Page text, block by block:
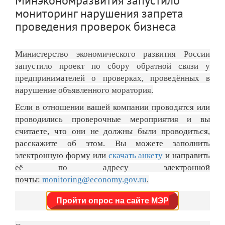
мониторинг нарушения запрета
проведения проверок бизнеса
Министерство экономического развития России
запустило проект по сбору обратной связи у
предпринимателей о проверках, проведённых в
нарушение объявленного моратория.
Если в отношении вашей компании проводятся или
проводились проверочные мероприятия и вы
считаете, что они не должны были проводиться,
расскажите об этом. Вы можете заполнить
электронную форму или скачать анкету и направить
её по адресуэлектронной
почты: monitoring@economy.gov.ru.
Пройти опрос на сайте МЭР